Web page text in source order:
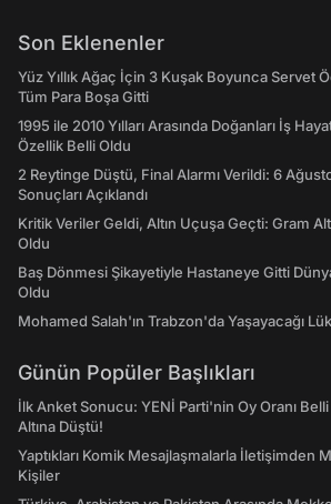
Son Eklenenler
Yüz Yıllık Ağaç İçin 3 Kuşak Boyunca Servet
Tüm Para Boşa Gitti
1995 ile 2010 Yılları Arasında Doğanları İş
Özellik Belli Oldu
2 Reytinge Düştü, Final Alarmı Verildi: 6
Sonuçları Açıklandı
Kritik Veriler Geldi, Altın Uçuşa Geçti: Gram
Oldu
Baş Dönmesi Şikayetiyle Hastaneye Gitti
Oldu
Mohamed Salah'ın Trabzon'da Yaşayacağı
Günün Popüler Başlıkları
İlk Anket Sonucu: YENİ Parti'nin Oy Oranı Belli
Altına Düştü!
Yaptıkları Komik Mesajlaşmalarla İletişimden
Kişiler